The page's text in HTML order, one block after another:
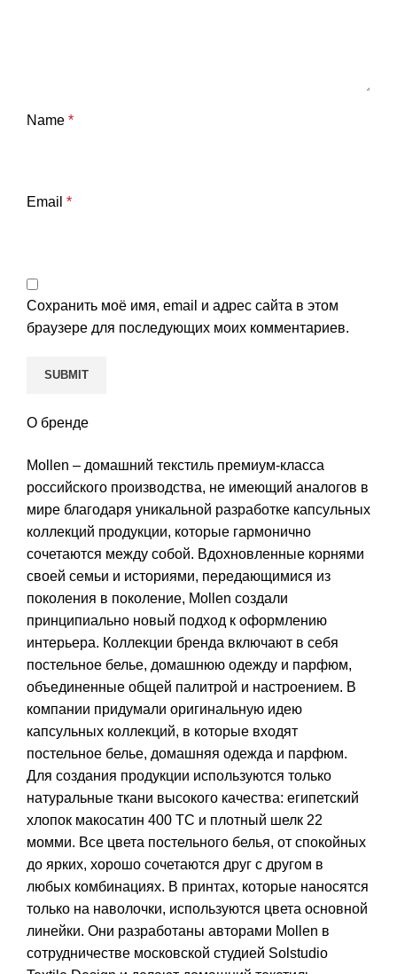
Name *
Email *
Сохранить моё имя, email и адрес сайта в этом
браузере для последующих моих комментариев.
О бренде
Mollen – домашний текстиль премиум-класса
российского производства, не имеющий аналогов в
мире благодаря уникальной разработке капсульных
коллекций продукции, которые гармонично
сочетаются между собой. Вдохновленные корнями
своей семьи и историями, передающимися из
поколения в поколение, Mollen создали
принципиально новый подход к оформлению
интерьера. Коллекции бренда включают в себя
постельное белье, домашнюю одежду и парфюм,
объединенные общей палитрой и настроением. В
компании придумали оригинальную идею
капсульных коллекций, в которые входят
постельное белье, домашняя одежда и парфюм.
Для создания продукции используются только
натуральные ткани высокого качества: египетский
хлопок макосатин 400 ТС и плотный шелк 22
момми. Все цвета постельного белья, от спокойных
до ярких, хорошо сочетаются друг с другом в
любых комбинациях. В принтах, которые наносятся
только на наволочки, используются цвета основной
линейки. Они разработаны авторами Mollen в
сотрудничестве московской студией Solstudio